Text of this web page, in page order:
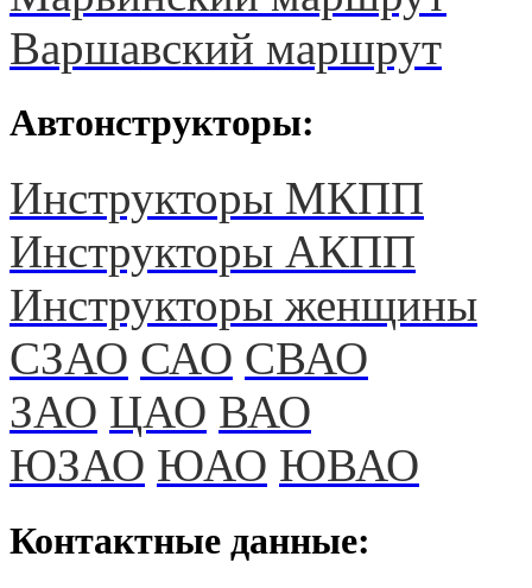
Варшавский маршрут
Автонструкторы:
Инструкторы МКПП
Инструкторы АКПП
Инструкторы женщины
СЗАО САО СВАО
ЗАО ЦАО ВАО
ЮЗАО ЮАО ЮВАО
Контактные данные: